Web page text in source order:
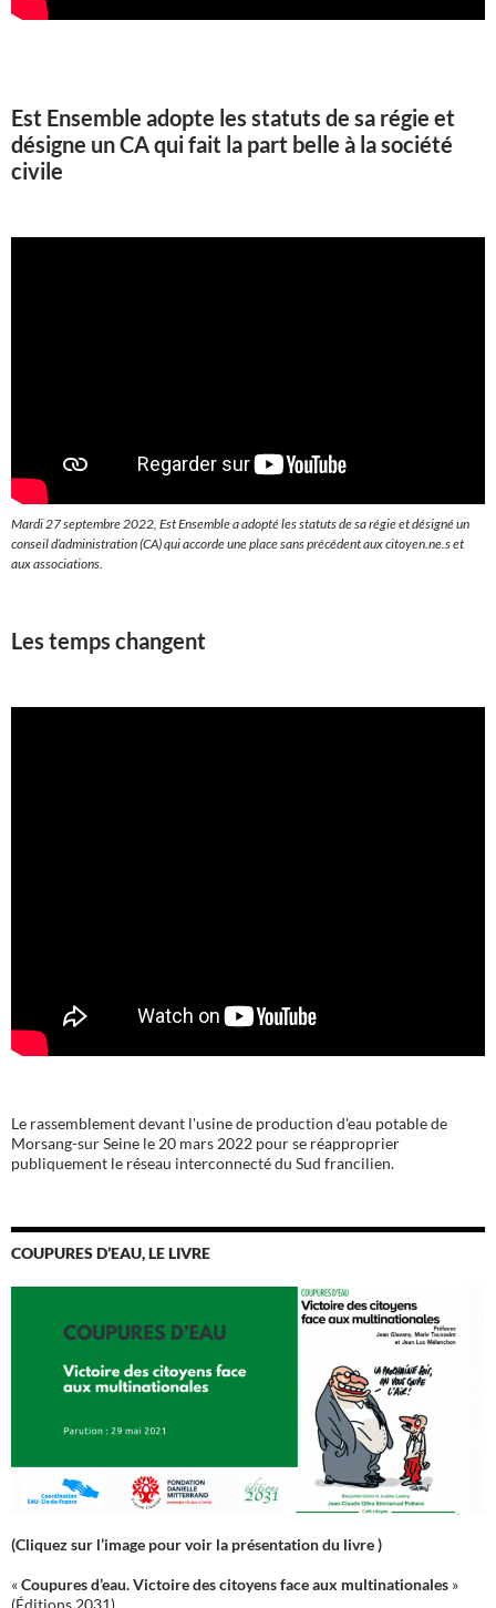
Est Ensemble adopte les statuts de sa régie et
désigne un CA qui fait la part belle à la société
civile
Mardi 27 septembre 2022, Est Ensemble a adopté les statuts de sa régie et désigné un
conseil d’administration (CA) qui accorde une place sans précédent aux citoyen.ne.s et
aux associations.
Les temps changent
Le rassemblement devant l'usine de production d'eau potable de
Morsang-sur Seine le 20 mars 2022 pour se réapproprier
publiquement le réseau interconnecté du Sud francilien.
COUPURES D’EAU, LE LIVRE
(Cliquez sur l’image pour voir la présentation du livre )
«Coupures d’eau. Victoire des citoyens face aux multinationales »
(Éditions 2031)